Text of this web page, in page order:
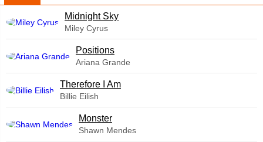
Midnight Sky
Miley Cyrus
​Positions
Ariana Grande
Therefore I Am
Billie Eilish
Monster
Shawn Mendes